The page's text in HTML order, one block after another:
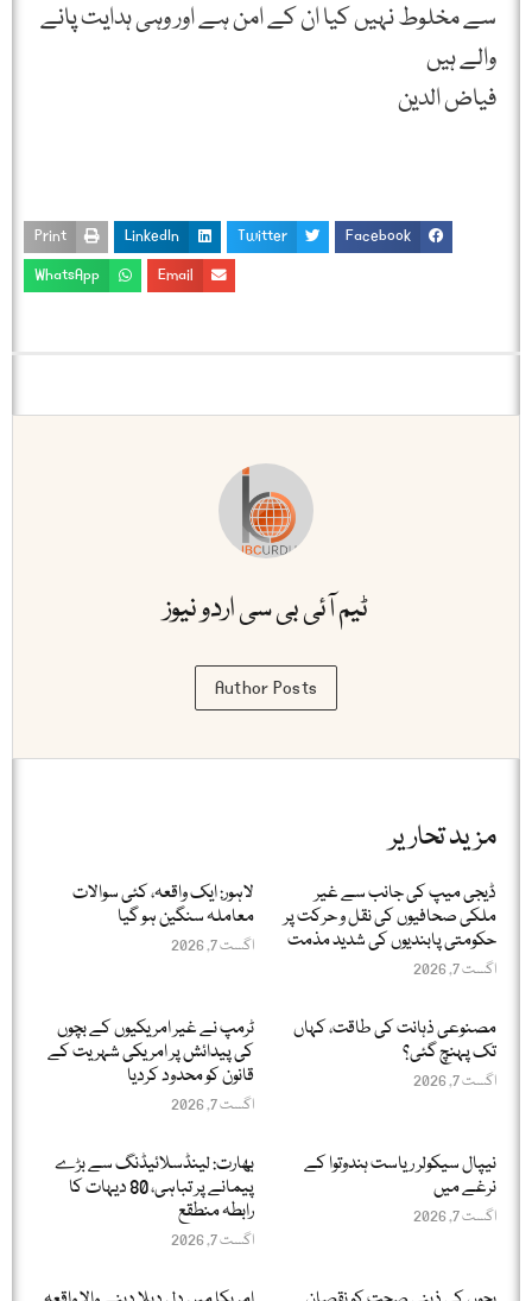
سے مخلوط نہیں کیا ان کے امن ہے اور وہی ہدایت پانے
والے ہیں
فیاض الدین
Facebook
Twitter
LinkedIn
Print
Email
WhatsApp
ٹیم آئی بی سی اردو نیوز
Author Posts
مزید تحاریر
ڈیجی میپ کی جانب سے غیر
ملکی صحافیوں کی نقل و حرکت پر
حکومتی پابندیوں کی شدید مذمت
اگست 7, 2026
لاہور: ایک واقعہ، کئی سوالات
معاملہ سنگین ہو گیا
اگست 7, 2026
مصنوعی ذہانت کی طاقت، کہاں
تک پہنچ گئی؟
اگست 7, 2026
ٹرمپ نے غیر امریکیوں کے بچوں
کی پیدائش پر امریکی شہریت کے
قانون کو محدود کردیا
اگست 7, 2026
نیپال سیکولر ریاست ہندوتوا کے
نرغے میں
اگست 7, 2026
بھارت: لینڈسلائیڈنگ سے بڑے
پیمانے پر تباہی، 80 دیہات کا
رابطہ منطقع
اگست 7, 2026